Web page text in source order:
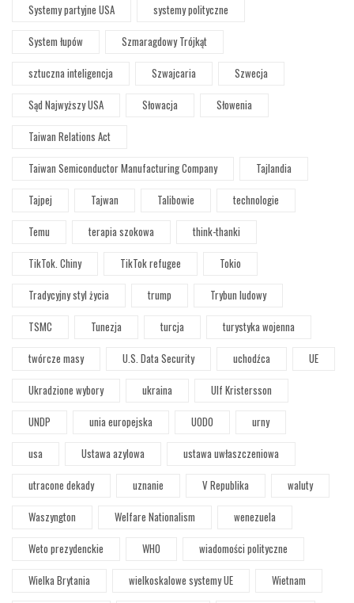
Systemy partyjne USA
systemy polityczne
System łupów
Szmaragdowy Trójkąt
sztuczna inteligencja
Szwajcaria
Szwecja
Sąd Najwyższy USA
Słowacja
Słowenia
Taiwan Relations Act
Taiwan Semiconductor Manufacturing Company
Tajlandia
Tajpej
Tajwan Talibowie
technologie
Temu
terapia szokowa
think-thanki
TikTok. Chiny
TikTok refugee
Tokio
Tradycyjny styl życia
trump
Trybun ludowy
TSMC
Tunezja turcja
turystyka wojenna
twórcze masy
U.S. Data Security uchodźca
UE
Ukradzione wybory
ukraina
Ulf Kristersson
UNDP
unia europejska UODO
urny
usa
Ustawa azylowa
ustawa uwłaszczeniowa
utracone dekady
uznanie V Republika
waluty
Waszyngton
Welfare Nationalism
wenezuela
Weto prezydenckie
WHO
wiadomości polityczne
Wielka Brytania
wielkoskalowe systemy UE
Wietnam